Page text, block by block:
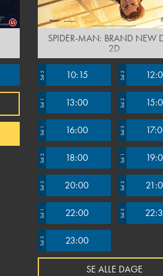
SPIDER-MAN: BRAND NEW
2D
Sal 5 10:15 Sal 2
Sal 1 13:00 Sal 2
Sal 1 16:00 Sal 3
Sal 2 18:00 Sal 1
Sal 3 20:00 Sal 2
Sal 1 22:00 Sal 5
Sal 3 23:00
SE ALLE DAGE